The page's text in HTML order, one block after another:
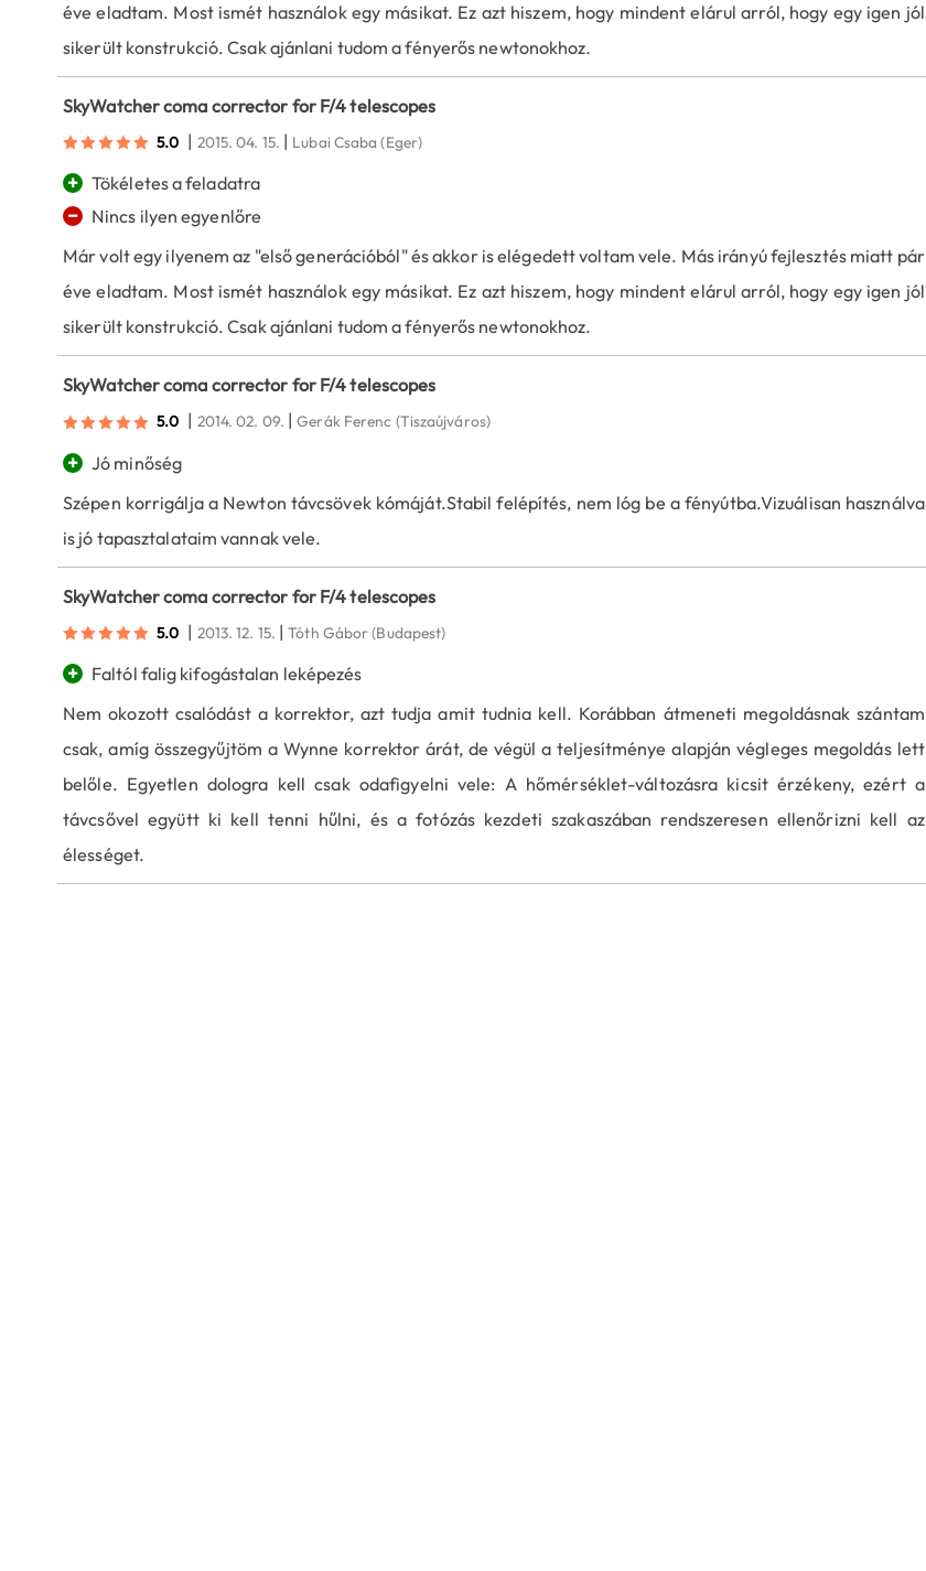
éve eladtam. Most ismét használok egy másikat. Ez azt hiszem, hogy mindent elárul arról, hogy egy igen jól
sikerült konstrukció. Csak ajánlani tudom a fényerős newtonokhoz.
SkyWatcher coma corrector for F/4 telescopes
5.0 | 2015. 04. 15. | Lubai Csaba (Eger)
+ Tökéletes a feladatra
−
Nincs ilyen egyenlőre
Már volt egy ilyenem az "első generációból" és akkor is elégedett voltam vele. Más irányú fejlesztés miatt pár
éve eladtam. Most ismét használok egy másikat. Ez azt hiszem, hogy mindent elárul arról, hogy egy igen jól
sikerült konstrukció. Csak ajánlani tudom a fényerős newtonokhoz.
SkyWatcher coma corrector for F/4 telescopes
5.0 | 2014. 02. 09. |Gerák Ferenc (Tiszaújváros)
+ Jó minőség
Szépen korrigálja a Newton távcsövek kómáját.Stabil felépítés, nem lóg be a fényútba.Vizuálisan használva
is jó tapasztalataim vannak vele.
SkyWatcher coma corrector for F/4 telescopes
5.0 | 2013. 12. 15. |Tóth Gábor(Budapest)
+
Faltól falig kifogástalan leképezés
Nem okozott csalódást a korrektor, azt tudja amit tudnia kell. Korábban átmeneti megoldásnak szántam
csak, amíg összegyűjtöm a Wynne korrektor árát, de végül a teljesítménye alapján végleges megoldás lett
belőle. Egyetlen dologra kell csak odafigyelni vele: A hőmérséklet-változásra kicsit érzékeny, ezért a
távcsővel együtt ki kell tenni hűlni, és a fotózás kezdeti szakaszában rendszeresen ellenőrizni kell az
élességet.